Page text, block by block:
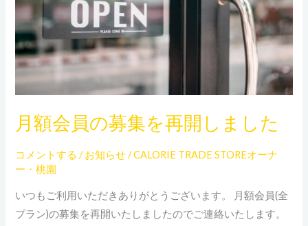
月額会員の募集を再開しました
コメントする /お知らせ/CALORIE TRADE STOREオーナ
ー・桃園
いつもご利用いただきありがとうございます。 月額会員(全
プラン)の募集を再開いたしましたのでご連絡いたします。
募
集
を
再
開
ま
た